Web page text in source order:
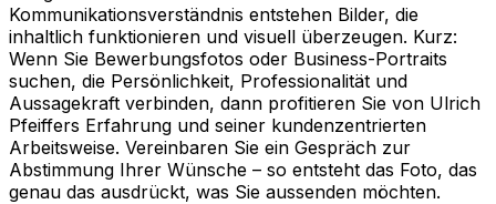
Kommunikationsverständnis entstehen Bilder, die
inhaltlich funktionieren und visuell überzeugen. Kurz:
Wenn Sie Bewerbungsfotos oder Business-Portraits
suchen, die Persönlichkeit, Professionalität und
Aussagekraft verbinden, dann profitieren Sie von Ulrich
Pfeiffers Erfahrung und seiner kundenzentrierten
Arbeitsweise. Vereinbaren Sie ein Gespräch zur
Abstimmung Ihrer Wünsche – so entsteht das Foto, das
genau das ausdrückt, was Sie aussenden möchten.